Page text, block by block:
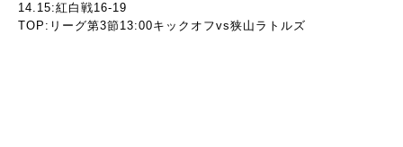
14.15:紅白戦16-19
TOP:リーグ第3節13:00キックオフvs狭山ラトルズ